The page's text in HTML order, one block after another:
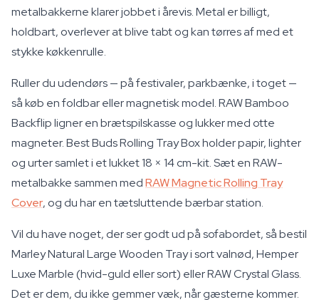
metalbakkerne klarer jobbet i årevis. Metal er billigt,
holdbart, overlever at blive tabt og kan tørres af med et
stykke køkkenrulle.
Ruller du udendørs — på festivaler, parkbænke, i toget —
så køb en foldbar eller magnetisk model. RAW Bamboo
Backflip ligner en brætspilskasse og lukker med otte
magneter. Best Buds Rolling Tray Box holder papir, lighter
og urter samlet i et lukket 18 × 14 cm-kit. Sæt en RAW-
metalbakke sammen medRAW Magnetic Rolling Tray
Cover, og du har en tætsluttende bærbar station.
Vil du have noget, der ser godt ud på sofabordet, så bestil
Marley Natural Large Wooden Tray i sort valnød, Hemper
Luxe Marble (hvid-guld eller sort) eller RAW Crystal Glass.
Det er dem, du ikke gemmer væk, når gæsterne kommer.